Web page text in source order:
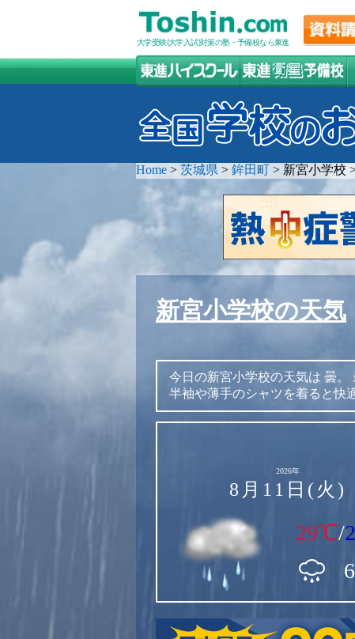
大学受験(大学入試)対策の塾・予備校なら東進
Home > 茨城県 > 鉾田町 > 新宮小学校
新宮小学校の天気
今日の新宮小学校の天気は 曇。
半袖や薄手のシャツを着ると快
2026年
8月11日(火)
29℃/